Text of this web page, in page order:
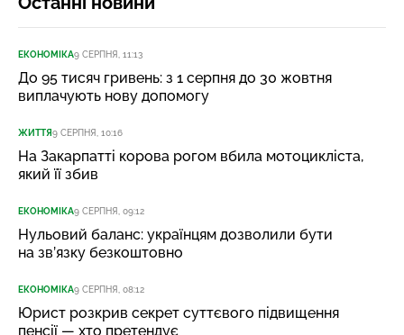
ЕКОНОМІКА9 СЕРПНЯ, 11:13
До 95 тисяч гривень: з 1 серпня до 30 жовтня
виплачують нову допомогу
ЖИТТЯ9 СЕРПНЯ, 10:16
На Закарпатті корова рогом вбила мотоцикліста,
який її збив
ЕКОНОМІКА9 СЕРПНЯ, 09:12
Нульовий баланс: українцям дозволили бути
на зв’язку безкоштовно
ЕКОНОМІКА9 СЕРПНЯ, 08:12
Юрист розкрив секрет суттєвого підвищення
пенсії — хто претендує